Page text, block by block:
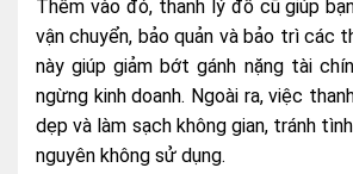
Thêm vào đó, thanh lý đồ cũ giúp
vận chuyển, bảo quản và bảo trì các
này giúp giảm bớt gánh nặng tài
ngừng kinh doanh. Ngoài ra, việc
dẹp và làm sạch không gian, tránh
nguyên không sử dụng.